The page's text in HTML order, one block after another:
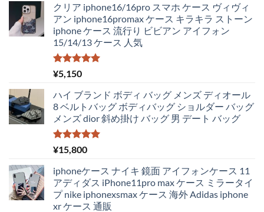
クリア iphone16/16pro スマホ ケース ヴィヴィ
アン iphone16promax ケース キラキラ ストーン
iphone ケース 流行り ビビアン アイフォン
15/14/13 ケース 人気
5段階中
5.00
¥5,150
ハイ ブランド ボディ バッグ メンズ ディオール
8 ベルトバッグ ボディバッグ ショルダー バッグ
メンズ dior 斜め掛け バッグ 男 デート バッグ
5段階中
5.00の評価
¥15,800
iphoneケース ナイキ 鏡面 アイフォンケース 11
アディダス iPhone11pro max ケース ミラータイ
プ nike iphonexsmax ケース 海外 Adidas iphone
xr ケース 通販